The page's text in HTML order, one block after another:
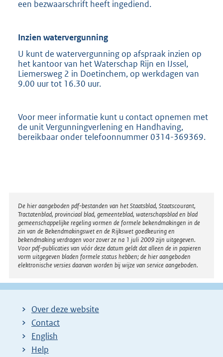
een bezwaarschrift heeft ingediend.
Inzien watervergunning
U kunt de watervergunning op afspraak inzien op
het kantoor van het Waterschap Rijn en IJssel,
Liemersweg 2 in Doetinchem, op werkdagen van
9.00 uur tot 16.30 uur.
Voor meer informatie kunt u contact opnemen met
de unit Vergunningverlening en Handhaving,
bereikbaar onder telefoonnummer 0314-369369.
Disclaimer
De hier aangeboden pdf-bestanden van het Staatsblad, Staatscourant,
Tractatenblad, provinciaal blad, gemeenteblad, waterschapsblad en blad
gemeenschappelijke regeling vormen de formele bekendmakingen in de
zin van de Bekendmakingswet en de Rijkswet goedkeuring en
bekendmaking verdragen voor zover ze na 1 juli 2009 zijn uitgegeven.
Voor pdf-publicaties van vóór deze datum geldt dat alleen de in papieren
vorm uitgegeven bladen formele status hebben; de hier aangeboden
elektronische versies daarvan worden bij wijze van service aangeboden.
Over deze website
Contact
English
Help